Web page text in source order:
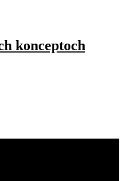
konceptoch